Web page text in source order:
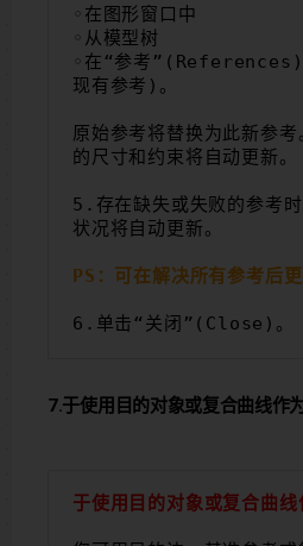
◦在图形窗口中
◦从模型树
◦在“参考
现有参考)。
原始参考将替换为此新参
的尺寸和约束将自动更新。
5.存在缺失或失败的参考
状况将自动更新。
PS：可在解决所有参考后更
6.单击“关闭”(Close)。
7.于使用目的对象或复合曲线作
于使用目的对象或复合曲线